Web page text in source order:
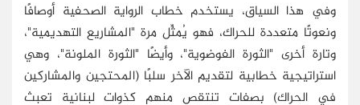
وفي هذا السياق، يستخدم خطاب الرواية الصحفية أوصافًا
ونعوتًا متعددة للحراك، فهو يُمثِّل مرة "المشاريع التهديمية"،
وتارة أخرى "الثورة الفوضوية"، وأيضًا "الثورة الملونة"، وهي
استراتيجية خطابية لتقديم الآخر سلبًا (المحتجين والمشاركين
في الحراك) بصفات تنتقص منهم كذوات لبنانية تعبث